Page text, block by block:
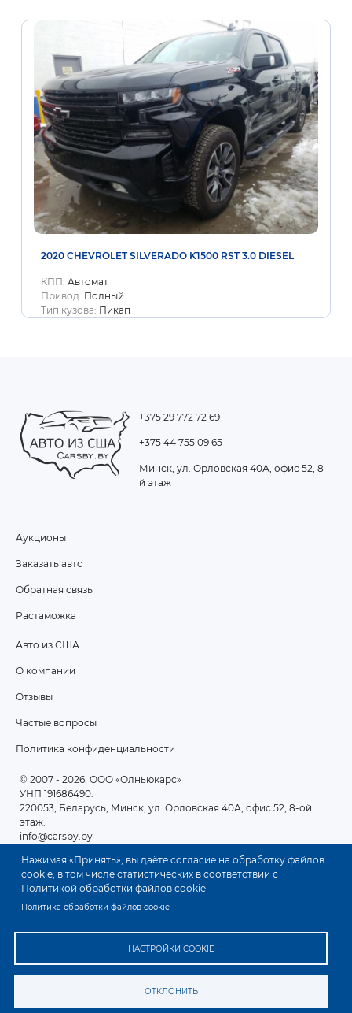
2020 CHEVROLET SILVERADO K1500 RST 3.0 DIESEL
КПП: Автомат
Привод: Полный
Тип кузова: Пикап
Нажимая «Принять», вы даёте согласие на обработку файлов
cookie, в том числе статистических в соответствии с
Политикой обработки файлов cookie
Политика обработки файлов cookie
НАСТРОЙКИ COOKIE
ОТКЛОНИТЬ
+375 29 772 72 69
+375 44 755 09 65
Минск, ул. Орловская 40А, офис 52, 8-
й этаж
FOOTER
MENU
Аукционы
Заказать авто
Обратная связь
Растаможка
2
Авто из США
О компании
Отзывы
Частые вопросы
Политика конфиденциальности
© 2007 - 2026 . ООО «Олньюкарс»
УНП 191686490.
220053, Беларусь, Минск, ул. Орловская 40А, офис 52, 8-ой
этаж.
info@carsby.by